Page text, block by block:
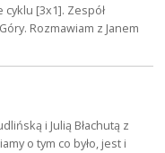
[3x1]. Zespół
Rozmawiam z Janem
i Julią Błachutą z
o tym co było, jest i